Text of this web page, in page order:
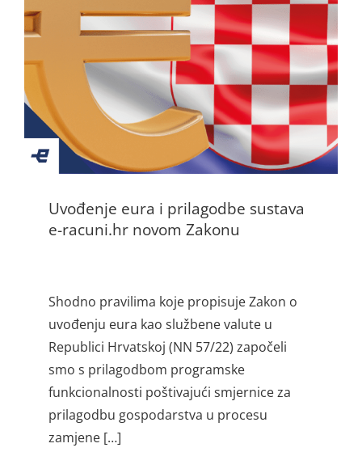
Uvođenje eura i prilagodbe sustava
e-racuni.hr novom Zakonu
Shodno pravilima koje propisuje Zakon o
uvođenju eura kao službene valute u
Republici Hrvatskoj (NN 57/22) započeli
smo s prilagodbom programske
funkcionalnosti poštivajući smjernice za
prilagodbu gospodarstva u procesu
zamjene […]